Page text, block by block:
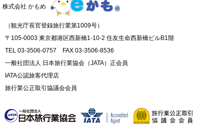
株式会社 かもめ
（観光庁長官登録旅行業第1009号）
〒105-0003 東京都港区西新橋1-10-2 住友生命西新橋ビルB1階
TEL 03-3506-0757 FAX 03-3506-8536
一般社団法人 日本旅行業協会（JATA）正会員
IATA公認旅客代理店
旅行業公正取引協議会会員